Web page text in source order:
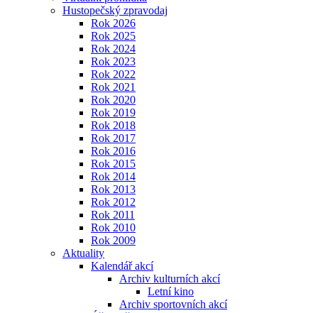
Hustopečský zpravodaj
Rok 2026
Rok 2025
Rok 2024
Rok 2023
Rok 2022
Rok 2021
Rok 2020
Rok 2019
Rok 2018
Rok 2017
Rok 2016
Rok 2015
Rok 2014
Rok 2013
Rok 2012
Rok 2011
Rok 2010
Rok 2009
Aktuality
Kalendář akcí
Archiv kulturních akcí
Letní kino
Archiv sportovních akcí